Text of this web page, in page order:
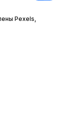
Pexels,